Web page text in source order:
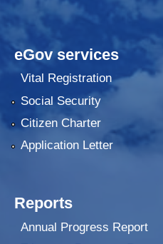
eGov services
Vital Registration
Social Security
Citizen Charter
Application Letter
Reports
Annual Progress Report